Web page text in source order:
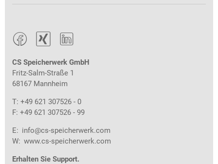
  
CS Speicherwerk GmbH
Fritz-Salm-Straße 1
68167 Mannheim
T: +49 621 307526 - 0
F: +49 621 307526 - 99
E: info@cs-speicherwerk.com
W: www.cs-speicherwerk.com
Erhalten Sie Support.